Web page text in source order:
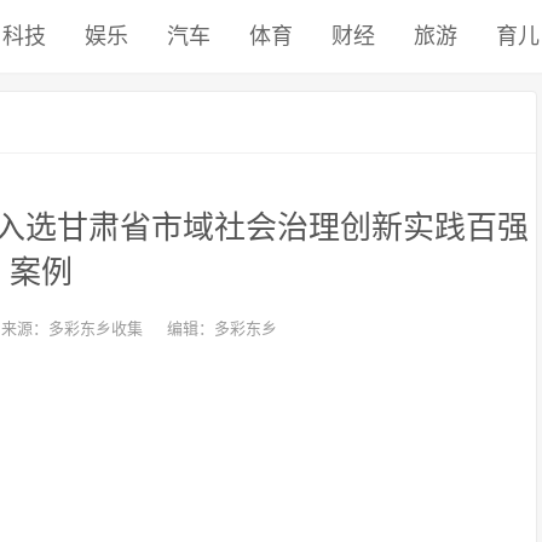
科技 娱乐 汽车 体育 财经 旅游 育儿
选甘肃省市域社会治理创新实践百强
案例
来源：多彩东乡收集 编辑：多彩东乡